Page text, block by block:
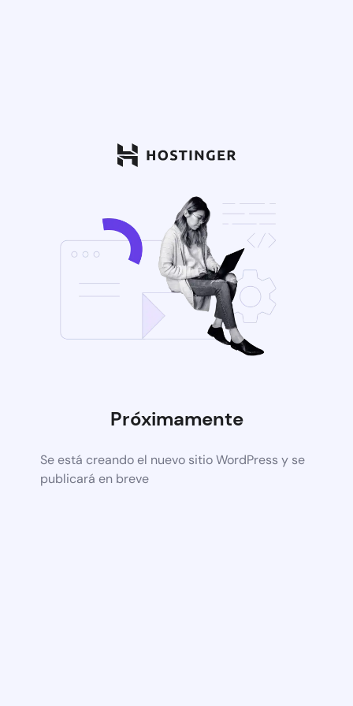
Próximamente
Se está creando el nuevo sitio WordPress y se
publicará en breve